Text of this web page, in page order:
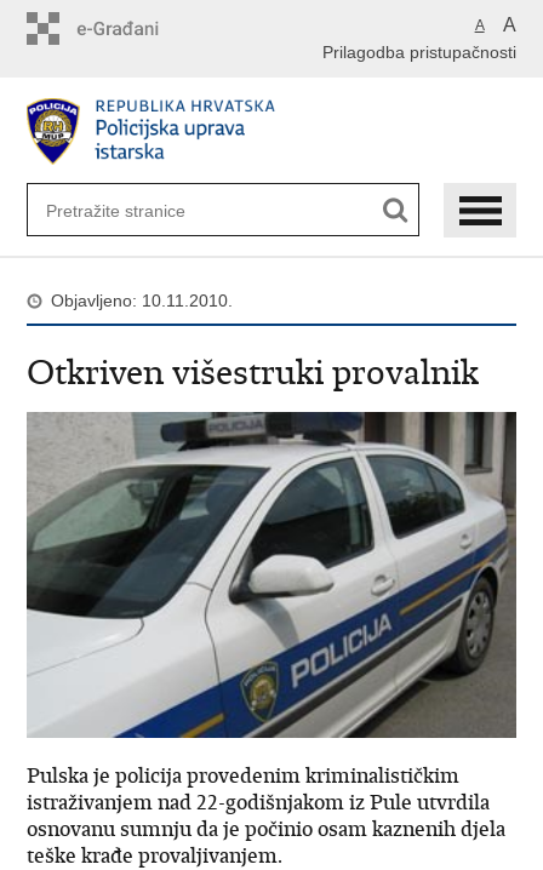
A A
Prilagodba pristupačnosti
Objavljeno: 10.11.2010.
Otkriven višestruki provalnik
Pulska je policija provedenim kriminalističkim
istraživanjem nad 22-godišnjakom iz Pule utvrdila
osnovanu sumnju da je počinio osam kaznenih djela
teške krađe provaljivanjem.